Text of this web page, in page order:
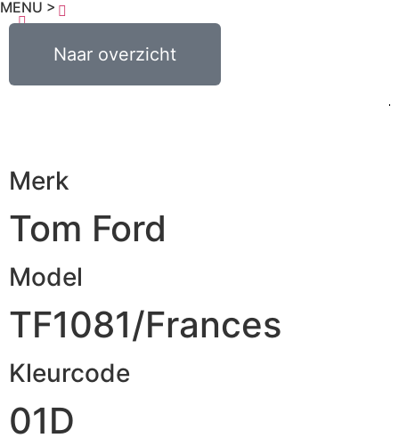
MENU >
Naar overzicht
0,00 0
Merk
Tom Ford
Model
TF1081/Frances
Kleurcode
01D